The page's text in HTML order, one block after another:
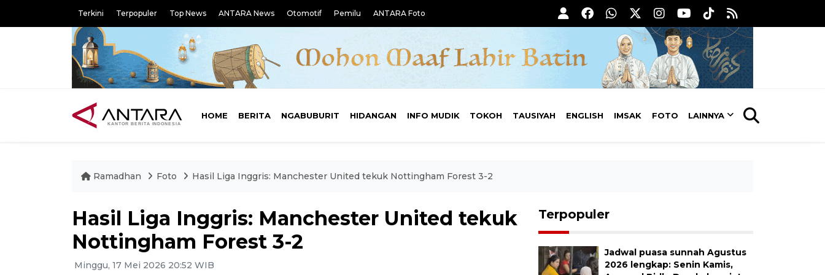
Terkini Terpopuler Top News ANTARA News Otomotif Pemilu ANTARA Foto
HOME BERITA NGABUBURIT HIDANGAN INFO MUDIK TOKOH TAUSIYAH ENGLISH IMSAK FOTO LAINNYA
Ramadhan Foto Hasil Liga Inggris: Manchester United tekuk Nottingham Forest 3-2
Hasil Liga Inggris: Manchester United tekuk
Nottingham Forest 3-2
Minggu, 17 Mei 2026 20:52 WIB
Terpopuler
Jadwal puasa sunnah Agustus
2026 lengkap: Senin Kamis,